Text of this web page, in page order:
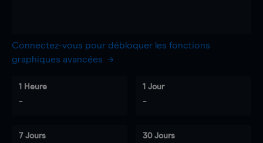
Connectez-vous pour débloquer les fonctions
graphiques avancées
1 Heure
-
1 Jour
-
7 Jours 30 Jours